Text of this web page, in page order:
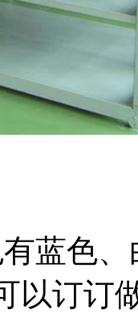
蓝色
以订订